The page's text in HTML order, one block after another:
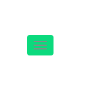
Navigation